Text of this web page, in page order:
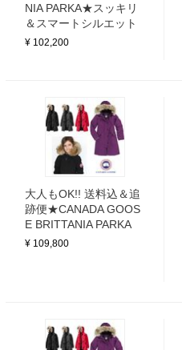
NIA PARKA★スッキリ
＆スマートシルエット
¥ 102,200
大人もOK!! 送料込＆追
跡便★CANADA GOOS
E BRITTANIA PARKA
¥ 109,800